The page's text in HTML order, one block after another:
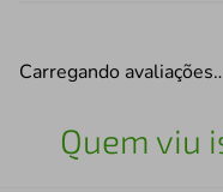
Carregando
Quem viu